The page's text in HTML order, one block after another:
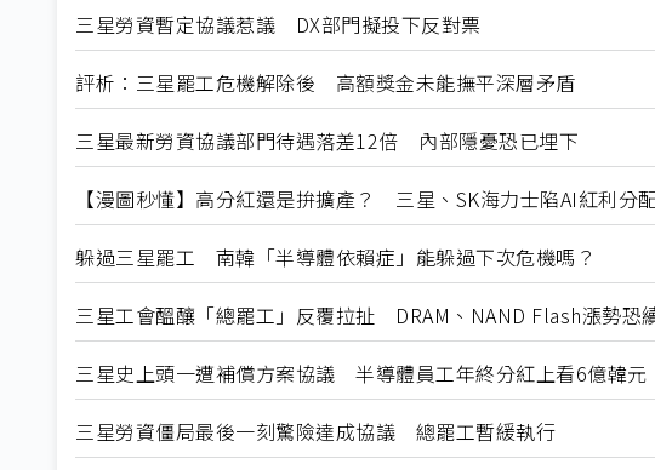
三星勞資暫定協議惹議 DX部門擬投下反對票
評析：三星罷工危機解除後 高額獎金未能撫平深層矛盾
三星最新勞資協議部門待遇落差12倍 內部隱憂恐已埋下
【漫圖秒懂】高分紅還是拚擴產？ 三星、SK海力士陷AI紅利分
躲過三星罷工 南韓「半導體依賴症」能躲過下次危機嗎？
三星工會醞釀「總罷工」反覆拉扯 DRAM、NAND Flash漲勢恐
三星史上頭一遭補償方案協議 半導體員工年終分紅上看6億韓元
三星勞資僵局最後一刻驚險達成協議 總罷工暫緩執行